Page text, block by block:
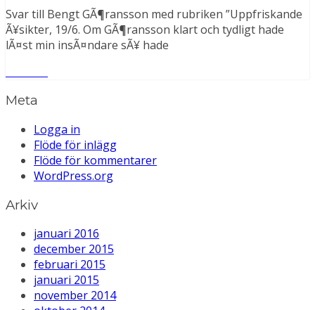
Svar till Bengt GÃ¶ransson med rubriken ”Uppfriskande
Ã¥sikter, 19/6. Om GÃ¶ransson klart och tydligt hade
lÃ¤st min insÃ¤ndare sÃ¥ hade
Meta
Logga in
Flöde för inlägg
Flöde för kommentarer
WordPress.org
Arkiv
januari 2016
december 2015
februari 2015
januari 2015
november 2014